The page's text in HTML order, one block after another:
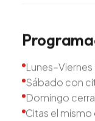
Sábado con
Domingo
Citas el